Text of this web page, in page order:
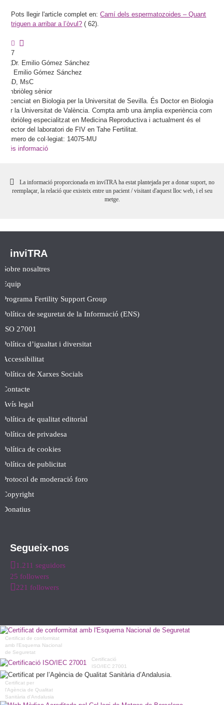
Pots llegir l'article complet en:Camí dels espermatozoides – Quant
triguen a arribar a l’òvul? ( 62).
7
EmilioGómez Sánchez
PhD, MsC
Embriòleg sènior
Llicenciat en Biologia per la Universitat de Sevilla. És Doctor en Biologia
per la Universitat de València. Compta amb una àmplia experiència com
embriòleg especialitzat en Medicina Reproductiva i actualment és el
director del laboratori de FIV en Tahe Fertilitat.
Número de col·legiat: 14075-MU
Més informació
La informació proporcionada en inviTRA ha estat plantejada per a donar suport, no
reemplaçar, la relació que existeix entre un pacient / visitant d'aquest lloc web, i el seu
metge.
inviTRA
Sobre nosaltres
Equip
Programa Fertility Support Group
Política de seguretat de la Informació (ENS)
ISO 27001
Política d’igualtat i diversitat
Accessibilitat
Política de Xarxes Socials
Contacte
Avís legal
Política de qualitat editorial
Política de privadesa
Política de cookies
Política de publicitat
Protocol de moderació foro
Copyright
Donatius
Segueix-nos
1.211 seguidors
25 followers
221 followers
Certificat de conformitat
amb l'Esquema Nacional
de Seguretat
Certificació
ISO/IEC 27001
Certificat per
l’Agència de Qualitat
Sanitària d’Andalusia